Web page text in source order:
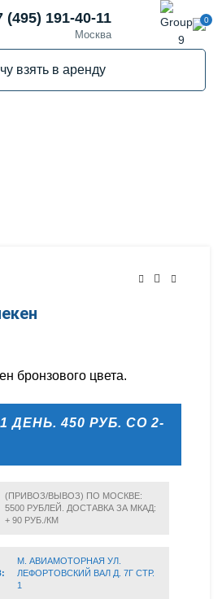
(495) 191-40-11
Москва
0
бронзового цвета.
ДЕНЬ. 450 РУБ. СО 2-
(ПРИВОЗ/ВЫВОЗ) ПО МОСКВЕ:
5500 РУБЛЕЙ. ДОСТАВКА ЗА МКАД:
+ 90 РУБ./КМ
М. АВИАМОТОРНАЯ УЛ.
ЛЕФОРТОВСКИЙ ВАЛ Д. 7Г СТР.
1